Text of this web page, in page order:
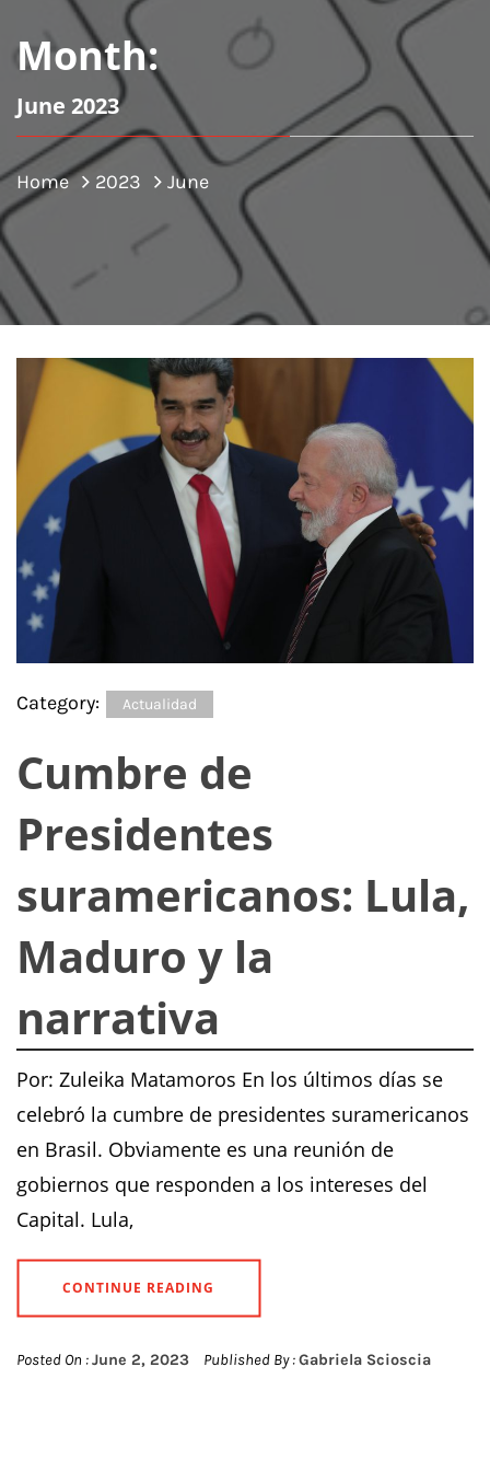
Month:
June 2023
Home 2023 June
Category: Actualidad
Cumbre de
Presidentes
suramericanos: Lula,
Maduro y la
narrativa
Por: Zuleika Matamoros En los últimos días se
celebró la cumbre de presidentes suramericanos
en Brasil. Obviamente es una reunión de
gobiernos que responden a los intereses del
Capital. Lula,
CONTINUE READING
Posted On :June 2, 2023 Published By :Gabriela Scioscia